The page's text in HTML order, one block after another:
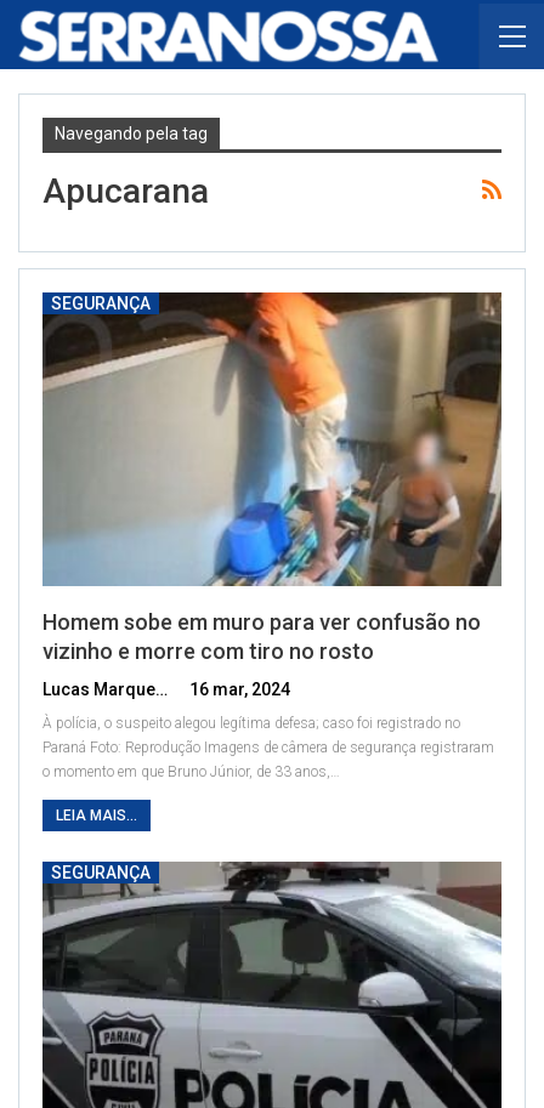
Navegando pela tag
Apucarana
SEGURANÇA
Homem sobe em muro para ver confusão no
vizinho e morre com tiro no rosto
Lucas Marques 16 mar, 2024
À polícia, o suspeito alegou legítima defesa; caso foi registrado no
Paraná Foto: Reprodução Imagens de câmera de segurança registraram
o momento em que Bruno Júnior, de 33 anos,…
LEIA MAIS...
SEGURANÇA